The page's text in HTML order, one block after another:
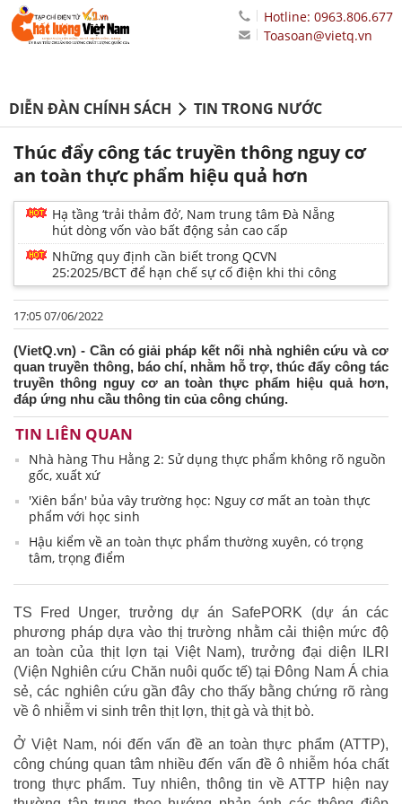
Hotline: 0963.806.677
Toasoan@vietq.vn
DIỄN ĐÀN CHÍNH SÁCH TIN TRONG NƯỚC
Thúc đẩy công tác truyền thông nguy cơ
an toàn thực phẩm hiệu quả hơn
Hạ tầng ‘trải thảm đỏ’, Nam trung tâm Đà Nẵng
hút dòng vốn vào bất động sản cao cấp
Những quy định cần biết trong QCVN
25:2025/BCT để hạn chế sự cố điện khi thi công
17:05 07/06/2022
(VietQ.vn) - Cần có giải pháp kết nối nhà nghiên cứu và cơ
quan truyền thông, báo chí, nhằm hỗ trợ, thúc đẩy công tác
truyền thông nguy cơ an toàn thực phẩm hiệu quả hơn,
đáp ứng nhu cầu thông tin của công chúng.
TIN LIÊN QUAN
Nhà hàng Thu Hằng 2: Sử dụng thực phẩm không rõ nguồn
gốc, xuất xứ
'Xiên bẩn' bủa vây trường học: Nguy cơ mất an toàn thực
phẩm với học sinh
Hậu kiểm về an toàn thực phẩm thường xuyên, có trọng
tâm, trọng điểm
TS Fred Unger, trưởng dự án SafePORK (dự án các
phương pháp dựa vào thị trường nhằm cải thiện mức độ
an toàn của thịt lợn tại Việt Nam), trưởng đại diện ILRI
(Viện Nghiên cứu Chăn nuôi quốc tế) tại Đông Nam Á chia
sẻ, các nghiên cứu gần đây cho thấy bằng chứng rõ ràng
về ô nhiễm vi sinh trên thịt lợn, thịt gà và thịt bò.
Ở Việt Nam, nói đến vấn đề an toàn thực phẩm (ATTP),
công chúng quan tâm nhiều đến vấn đề ô nhiễm hóa chất
trong thực phẩm. Tuy nhiên, thông tin về ATTP hiện nay